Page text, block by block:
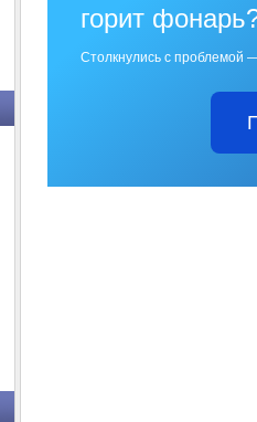
горит
Столкнулись с проблемой